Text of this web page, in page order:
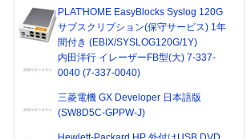
PLAT'HOME EasyBlocks Syslog 120G
サブスクリプション(保守サービス) 1年
間付き (EBIX/SYSLOG120G/1Y)
内田洋行 イレーザーFB型(大) 7-337-
0040 (7-337-0040)
三菱電機 GX Developer 日本語版
(SW8D5C-GPPW-J)